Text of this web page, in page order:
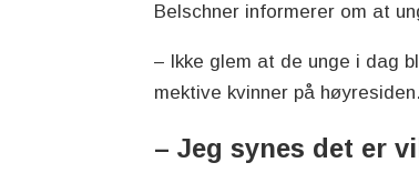
Belschner informerer om at
– Ikke glem at de unge i dag
mektive kvinner på
– Jeg synes det er